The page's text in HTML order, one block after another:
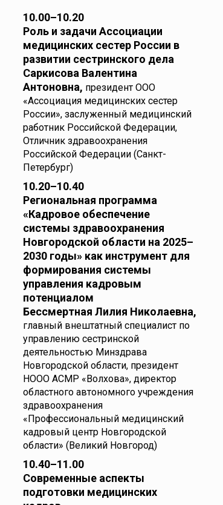
10.00–10.20
Роль и задачи Ассоциации
медицинских сестер России в
развитии сестринского дела
Саркисова Валентина
Антоновна, президент ООО
«Ассоциация медицинских сестер
России», заслуженный медицинский
работник Российской Федерации,
Отличник здравоохранения
Российской Федерации (Санкт-
Петербург)
10.20–10.40
Региональная программа
«Кадровое обеспечение
системы здравоохранения
Новгородской области на 2025–
2030 годы» как инструмент для
формирования системы
управления кадровым
потенциалом
Бессмертная Лилия Николаевна,
главный внештатный специалист по
управлению сестринской
деятельностью Минздрава
Новгородской области, президент
НООО АСМР «Волхова», директор
областного автономного учреждения
здравоохранения
«Профессиональный медицинский
кадровый центр Новгородской
области» (Великий Новгород)
10.40–11.00
Современные аспекты
подготовки медицинских